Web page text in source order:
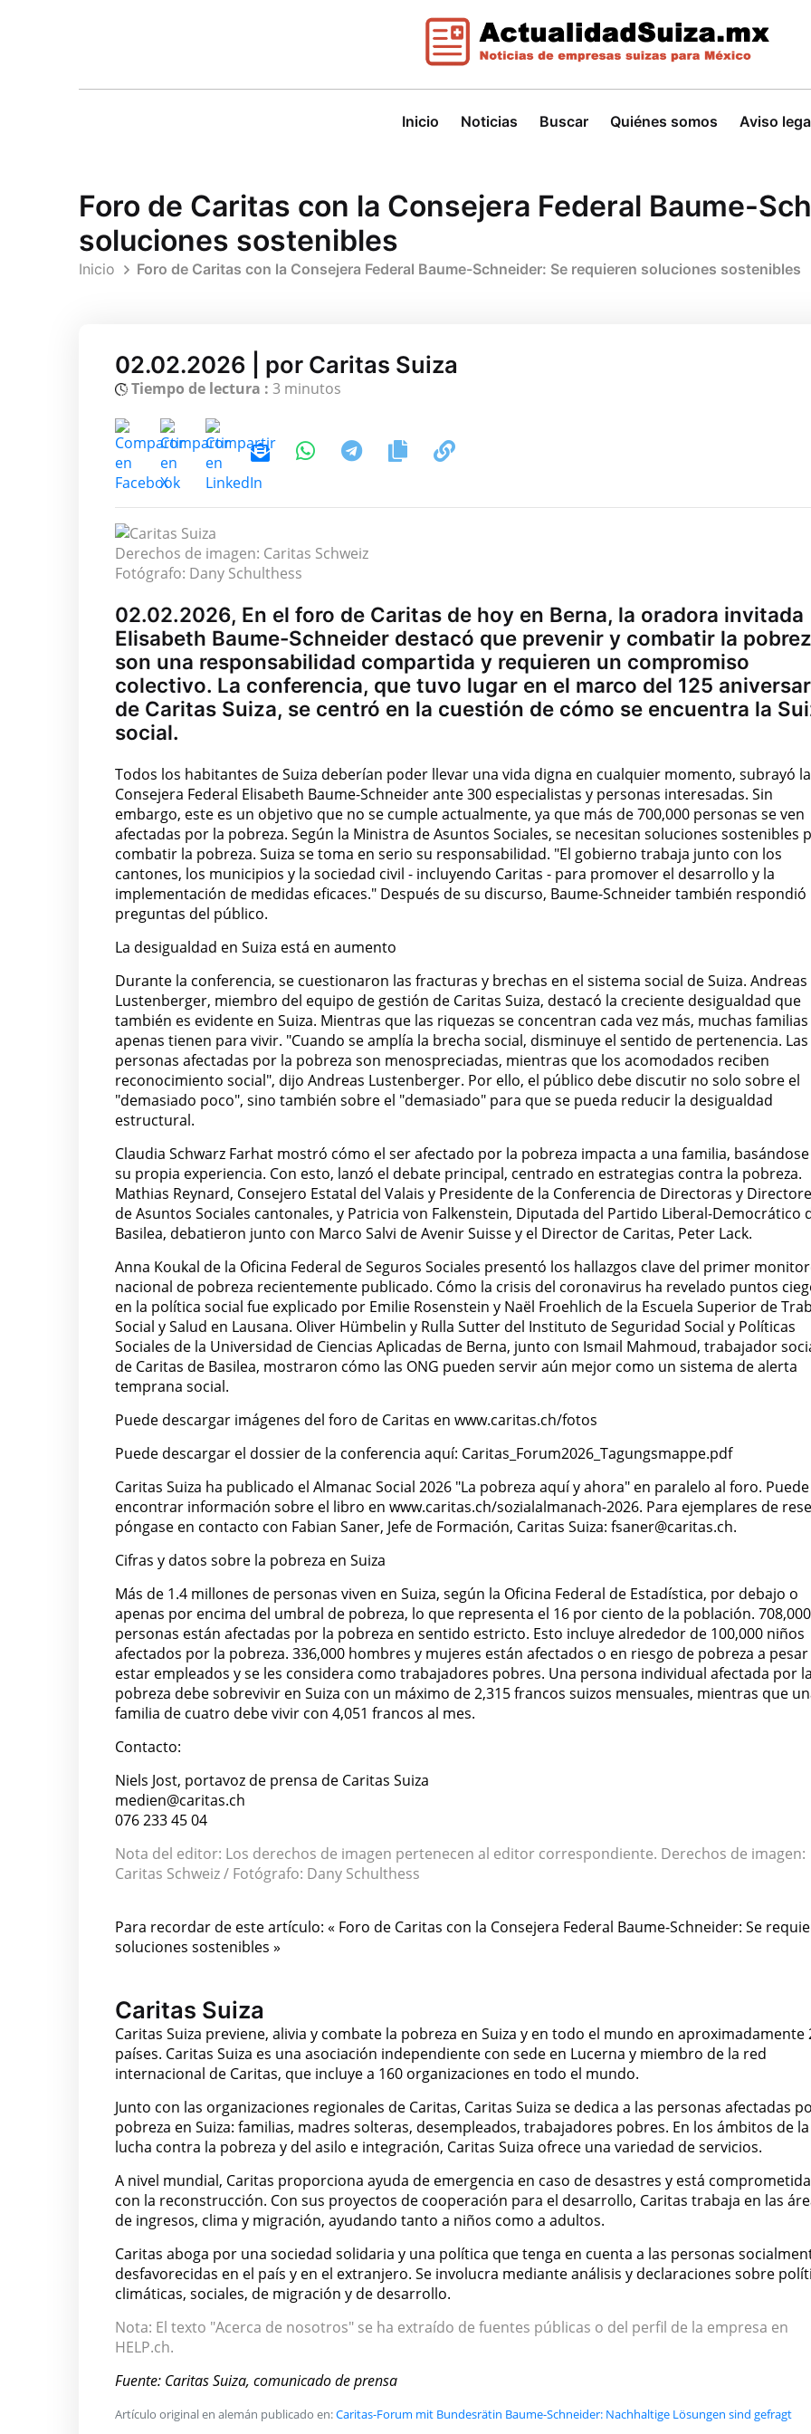
Inicio Noticias Buscar Quiénes somos Aviso
Foro de Caritas con la Consejera Federal Baume-
soluciones sostenibles
Inicio Foro de Caritas con la Consejera Federal Baume-Schneider: Se requieren soluciones sostenibles
02.02.2026 | por Caritas Suiza
Tiempo de lectura : 3 minutos
Derechos de imagen: Caritas Schweiz
Fotógrafo: Dany Schulthess
02.02.2026, En el foro de Caritas de hoy en Berna, la oradora invitada
Elisabeth Baume-Schneider destacó que prevenir y combatir la
son una responsabilidad compartida y requieren un compromiso
colectivo. La conferencia, que tuvo lugar en el marco del 125
de Caritas Suiza, se centró en la cuestión de cómo se encuentra la
social.
Todos los habitantes de Suiza deberían poder llevar una vida digna en cualquier momento, subrayó la
Consejera Federal Elisabeth Baume-Schneider ante 300 especialistas y personas interesadas. Sin
embargo, este es un objetivo que no se cumple actualmente, ya que más de 700,000 personas se ven
afectadas por la pobreza. Según la Ministra de Asuntos Sociales, se necesitan soluciones sostenibles
combatir la pobreza. Suiza se toma en serio su responsabilidad. "El gobierno trabaja junto con los
cantones, los municipios y la sociedad civil - incluyendo Caritas - para promover el desarrollo y la
implementación de medidas eficaces." Después de su discurso, Baume-Schneider también respondió
preguntas del público.
La desigualdad en Suiza está en aumento
Durante la conferencia, se cuestionaron las fracturas y brechas en el sistema social de Suiza. Andreas
Lustenberger, miembro del equipo de gestión de Caritas Suiza, destacó la creciente desigualdad que
también es evidente en Suiza. Mientras que las riquezas se concentran cada vez más, muchas familias
apenas tienen para vivir. "Cuando se amplía la brecha social, disminuye el sentido de pertenencia. Las
personas afectadas por la pobreza son menospreciadas, mientras que los acomodados reciben
reconocimiento social", dijo Andreas Lustenberger. Por ello, el público debe discutir no solo sobre el
"demasiado poco", sino también sobre el "demasiado" para que se pueda reducir la desigualdad
estructural.
Claudia Schwarz Farhat mostró cómo el ser afectado por la pobreza impacta a una familia,
su propia experiencia. Con esto, lanzó el debate principal, centrado en estrategias contra la pobreza.
Mathias Reynard, Consejero Estatal del Valais y Presidente de la Conferencia de Directoras y
de Asuntos Sociales cantonales, y Patricia von Falkenstein, Diputada del Partido Liberal-Democrático
Basilea, debatieron junto con Marco Salvi de Avenir Suisse y el Director de Caritas, Peter Lack.
Anna Koukal de la Oficina Federal de Seguros Sociales presentó los hallazgos clave del primer
nacional de pobreza recientemente publicado. Cómo la crisis del coronavirus ha revelado puntos
en la política social fue explicado por Emilie Rosenstein y Naël Froehlich de la Escuela Superior de
Social y Salud en Lausana. Oliver Hümbelin y Rulla Sutter del Instituto de Seguridad Social y Políticas
Sociales de la Universidad de Ciencias Aplicadas de Berna, junto con Ismail Mahmoud, trabajador
de Caritas de Basilea, mostraron cómo las ONG pueden servir aún mejor como un sistema de alerta
temprana social.
Puede descargar imágenes del foro de Caritas en www.caritas.ch/fotos
Puede descargar el dossier de la conferencia aquí: Caritas_Forum2026_Tagungsmappe.pdf
Caritas Suiza ha publicado el Almanac Social 2026 "La pobreza aquí y ahora" en paralelo al foro. Puede
encontrar información sobre el libro en www.caritas.ch/sozialalmanach-2026. Para ejemplares de
póngase en contacto con Fabian Saner, Jefe de Formación, Caritas Suiza: fsaner@caritas.ch.
Cifras y datos sobre la pobreza en Suiza
Más de 1.4 millones de personas viven en Suiza, según la Oficina Federal de Estadística, por debajo o
apenas por encima del umbral de pobreza, lo que representa el 16 por ciento de la población. 708,000
personas están afectadas por la pobreza en sentido estricto. Esto incluye alrededor de 100,000 niños
afectados por la pobreza. 336,000 hombres y mujeres están afectados o en riesgo de pobreza a
estar empleados y se les considera como trabajadores pobres. Una persona individual afectada por la
pobreza debe sobrevivir en Suiza con un máximo de 2,315 francos suizos mensuales, mientras que
familia de cuatro debe vivir con 4,051 francos al mes.
Contacto:
Niels Jost, portavoz de prensa de Caritas Suiza
medien@caritas.ch
076 233 45 04
Nota del editor: Los derechos de imagen pertenecen al editor correspondiente. Derechos de imagen:
Caritas Schweiz / Fotógrafo: Dany Schulthess
Para recordar de este artículo: « Foro de Caritas con la Consejera Federal Baume-Schneider: Se
soluciones sostenibles »
Caritas Suiza
Caritas Suiza previene, alivia y combate la pobreza en Suiza y en todo el mundo en aproximadamente
países. Caritas Suiza es una asociación independiente con sede en Lucerna y miembro de la red
internacional de Caritas, que incluye a 160 organizaciones en todo el mundo.
Junto con las organizaciones regionales de Caritas, Caritas Suiza se dedica a las personas afectadas
pobreza en Suiza: familias, madres solteras, desempleados, trabajadores pobres. En los ámbitos de la
lucha contra la pobreza y del asilo e integración, Caritas Suiza ofrece una variedad de servicios.
A nivel mundial, Caritas proporciona ayuda de emergencia en caso de desastres y está comprometida
con la reconstrucción. Con sus proyectos de cooperación para el desarrollo, Caritas trabaja en las
de ingresos, clima y migración, ayudando tanto a niños como a adultos.
Caritas aboga por una sociedad solidaria y una política que tenga en cuenta a las personas
desfavorecidas en el país y en el extranjero. Se involucra mediante análisis y declaraciones sobre
climáticas, sociales, de migración y de desarrollo.
Nota: El texto "Acerca de nosotros" se ha extraído de fuentes públicas o del perfil de la empresa en
HELP.ch.
Fuente: Caritas Suiza, comunicado de prensa
Artículo original en alemán publicado en:Caritas-Forum mit Bundesrätin Baume-Schneider: Nachhaltige Lösungen sind gefragt